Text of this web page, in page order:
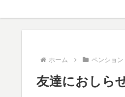
ホーム ペンション
友達におしら